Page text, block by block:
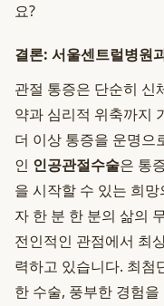
요?
결론: 서울센트럴병원
관절 통증은 단순히 신
약과 심리적 위축까지
더 이상 통증을 운명으
인 인공관절수술은 통
을 시작할 수 있는 희
자 한 분 한 분의 삶의
전인적인 관점에서 최
력하고 있습니다. 최첨
한 수술, 풍부한 경험